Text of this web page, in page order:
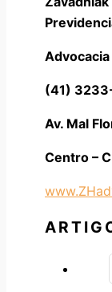
(41)
Av. Mal
Centro –